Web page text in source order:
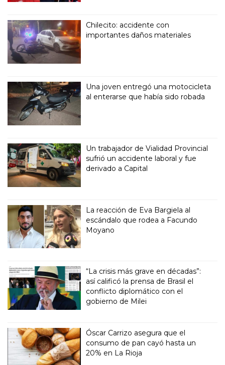
Chilecito: accidente con
importantes daños materiales
Una joven entregó una motocicleta
al enterarse que había sido robada
Un trabajador de Vialidad Provincial
sufrió un accidente laboral y fue
derivado a Capital
La reacción de Eva Bargiela al
escándalo que rodea a Facundo
Moyano
“La crisis más grave en décadas”:
así calificó la prensa de Brasil el
conflicto diplomático con el
gobierno de Milei
Óscar Carrizo asegura que el
consumo de pan cayó hasta un
20% en La Rioja